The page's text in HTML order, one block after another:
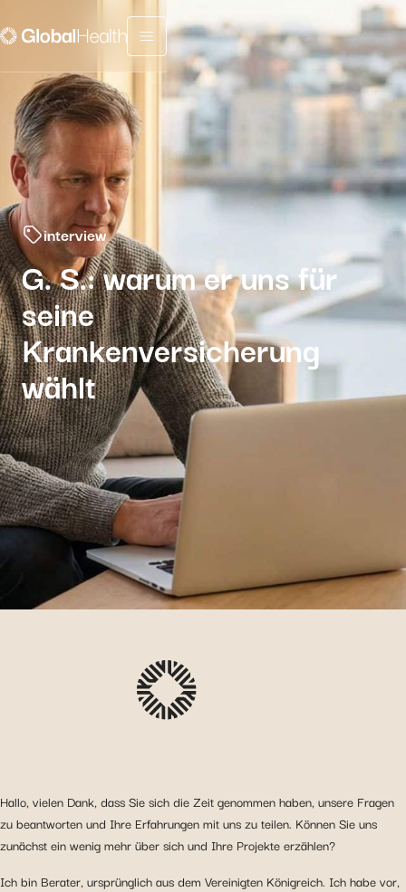
Menu fermé
interview
G. S.: warum er uns für
seine
Krankenversicherung
wählt
Hallo, vielen Dank, dass Sie sich die Zeit genommen haben, unsere Fragen
zu beantworten und Ihre Erfahrungen mit uns zu teilen. Können Sie uns
zunächst ein wenig mehr über sich und Ihre Projekte erzählen?
Ich bin Berater, ursprünglich aus dem Vereinigten Königreich. Ich habe vor,